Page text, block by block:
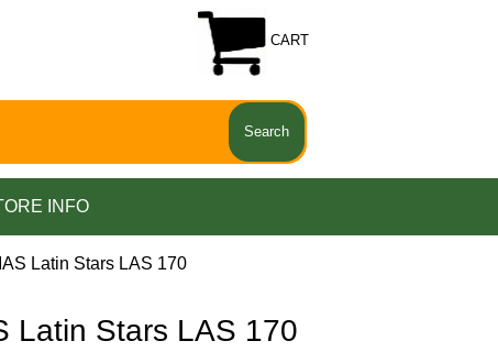
CART
INFO
Latin Stars LAS 170
Latin Stars LAS 170